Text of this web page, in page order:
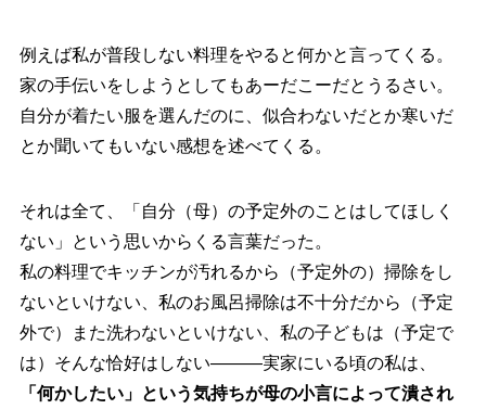
例えば私が普段しない料理をやると何かと言ってくる。
家の手伝いをしようとしてもあーだこーだとうるさい。
自分が着たい服を選んだのに、似合わないだとか寒いだ
とか聞いてもいない感想を述べてくる。
それは全て、「自分（母）の予定外のことはしてほしく
ない」という思いからくる言葉だった。
私の料理でキッチンが汚れるから（予定外の）掃除をし
ないといけない、私のお風呂掃除は不十分だから（予定
外で）また洗わないといけない、私の子どもは（予定で
は）そんな恰好はしない―――実家にいる頃の私は、
「何かしたい」という気持ちが母の小言によって潰され